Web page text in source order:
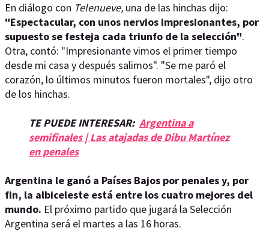
En diálogo con Telenueve, una de las hinchas dijo:
"Espectacular, con unos nervios impresionantes, por
supuesto se festeja cada triunfo de la selección".
Otra, contó: "Impresionante vimos el primer tiempo
desde mi casa y después salimos". "Se me paró el
corazón, lo últimos minutos fueron mortales", dijo otro
de los hinchas.
TE PUEDE INTERESAR: Argentina a
semifinales | Las atajadas de Dibu Martínez
en penales
Argentina le ganó a Países Bajos por penales y, por
fin, la albiceleste está entre los cuatro mejores del
mundo. El próximo partido que jugará la Selección
Argentina será el martes a las 16 horas.